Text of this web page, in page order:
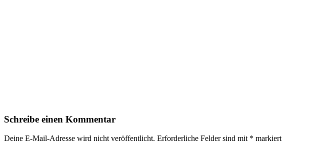
Schreibe einen Kommentar
Deine E-Mail-Adresse wird nicht veröffentlicht. Erforderliche Felder sind mit * markiert